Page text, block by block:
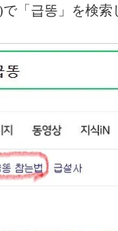
で「급똥」を検